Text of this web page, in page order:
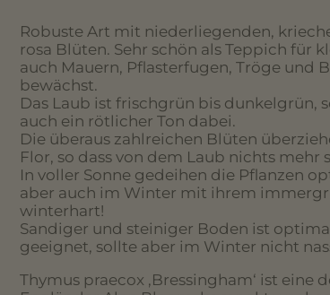
Robuste Art mit niederliegenden,
rosa Blüten. Sehr schön als Teppich für
auch Mauern, Pflasterfugen, Tröge und
bewächst.
Das Laub ist frischgrün bis dunkelgrün,
auch ein rötlicher Ton dabei.
Die überaus zahlreichen Blüten
Flor, so dass von dem Laub nichts mehr
In voller Sonne gedeihen die Pflanzen
aber auch im Winter mit ihrem
winterhart!
Sandiger und steiniger Boden ist
geeignet, sollte aber im Winter nicht
Thymus praecox ‚Bressingham‘ ist eine